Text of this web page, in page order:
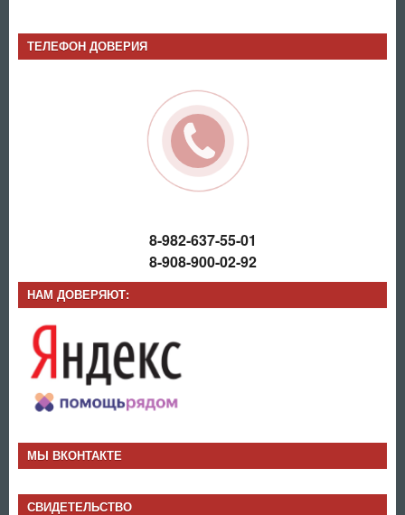
ТЕЛЕФОН ДОВЕРИЯ
8-982-637-55-01
8-908-900-02-92
НАМ ДОВЕРЯЮТ:
МЫ ВКОНТАКТЕ
СВИДЕТЕЛЬСТВО